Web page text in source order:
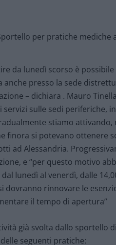
da lunedì scorso è
anche presso la sede
– dichiara . Mauro
servizi sulle sedi periferiche,
stiamo
finora si potevano ottenere
ad Alessandria.
e “per questo motivo
lunedì al venerdì, dalle
dovranno rinnovare le
il tempo di apertura”
già svolta dallo sportello
seguenti pratiche: